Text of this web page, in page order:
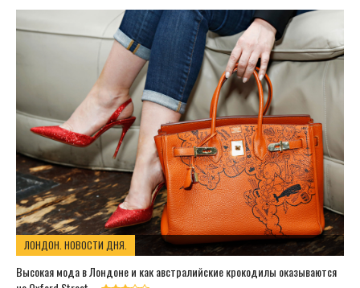
ЛОНДОН. НОВОСТИ ДНЯ.
Высокая мода в Лондоне и как австралийские крокодилы оказываются